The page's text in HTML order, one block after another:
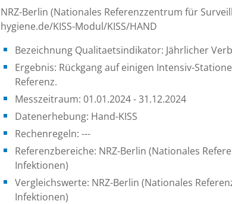
NRZ-Berlin (Nationales Referenzzentrum für
hygiene.de/KISS-Modul/KISS/HAND
Bezeichnung Qualitaetsindikator: Jährlicher
Ergebnis: Rückgang auf einigen Intensiv-
Referenz.
Messzeitraum: 01.01.2024 - 31.12.2024
Datenerhebung: Hand-KISS
Rechenregeln: ---
Referenzbereiche: NRZ-Berlin (Nationales
Infektionen)
Vergleichswerte: NRZ-Berlin (Nationales
Infektionen)